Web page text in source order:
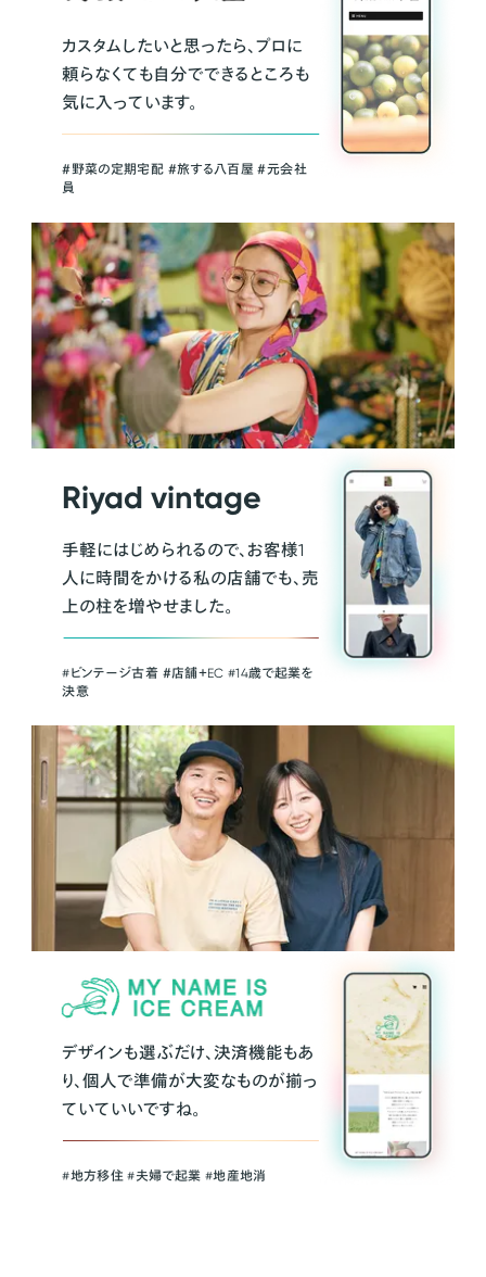
カスタムしたいと思ったら、プロに
頼らなくても自分でできるところも
気に入っています。
＃野菜の定期宅配 ＃旅する八百屋 ＃元会社
員
Riyad vintage
手軽にはじめられるので、お客様1
人に時間をかける私の店舗でも、売
上の柱を増やせました。
#ビンテージ古着 ＃店舗＋EC #14歳で起業を
決意
デザインも選ぶだけ、決済機能もあ
り、個人で準備が大変なものが揃っ
ていていいですね。
#地方移住 #夫婦で起業 #地産地消